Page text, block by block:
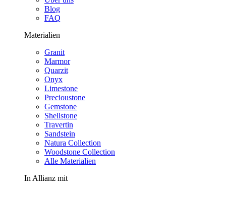
Blog
FAQ
Materialien
Granit
Marmor
Quarzit
Onyx
Limestone
Precioustone
Gemstone
Shellstone
Travertin
Sandstein
Natura Collection
Woodstone Collection
Alle Materialien
In Allianz mit